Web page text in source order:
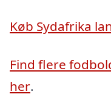
Køb Sydafrika
Find flere
her.